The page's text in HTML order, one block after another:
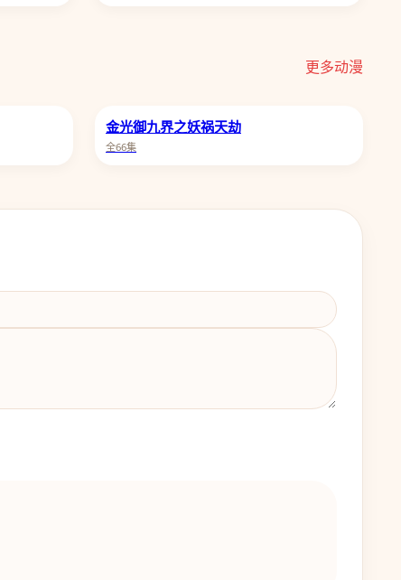
更多动漫
金光御九界之妖祸天劫
全66集